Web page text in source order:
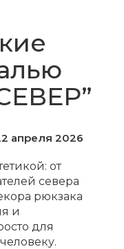
апреля 2026
от
севера
рюкзака
и
для